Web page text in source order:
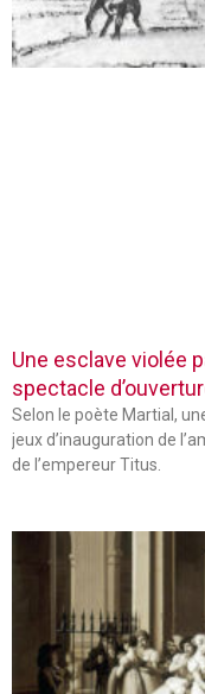
Une esclave violée
spectacle
Selon le poète Martial,
jeux d’inauguration de
de l’empereur Titus.